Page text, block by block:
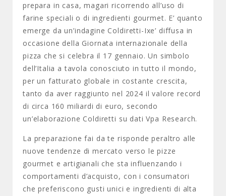
prepara in casa, magari ricorrendo all’uso di
farine speciali o di ingredienti gourmet. E’ quanto
emerge da un’indagine Coldiretti-Ixe’ diffusa in
occasione della Giornata internazionale della
pizza che si celebra il 17 gennaio. Un simbolo
dell’Italia a tavola conosciuto in tutto il mondo,
per un fatturato globale in costante crescita,
tanto da aver raggiunto nel 2024 il valore record
di circa 160 miliardi di euro, secondo
un’elaborazione Coldiretti su dati Vpa Research.
La preparazione fai da te risponde peraltro alle
nuove tendenze di mercato verso le pizze
gourmet e artigianali che sta influenzando i
comportamenti d’acquisto, con i consumatori
che preferiscono gusti unici e ingredienti di alta